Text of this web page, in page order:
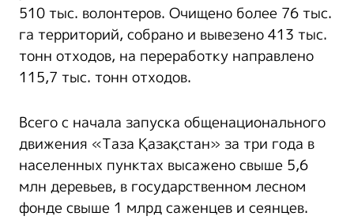
510 тыс. волонтеров. Очищено более 76 тыс.
га территорий, собрано и вывезено 413 тыс.
тонн отходов, на переработку направлено
115,7 тыс. тонн отходов.
Всего с начала запуска общенационального
движения «Таза Қазақстан» за три года в
населенных пунктах высажено свыше 5,6
млн деревьев, в государственном лесном
фонде свыше 1 млрд саженцев и сеянцев.